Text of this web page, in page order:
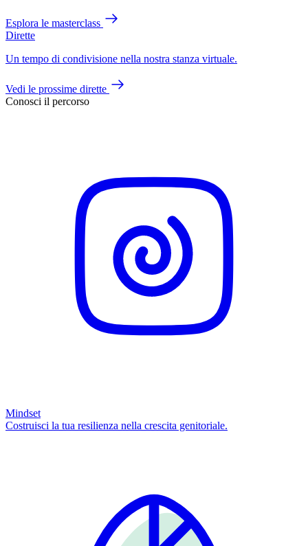
Esplora le masterclass
Dirette
Un tempo di condivisione nella nostra stanza virtuale.
Vedi le prossime dirette
Conosci il percorso
Mindset
Costruisci la tua resilienza nella crescita genitoriale.